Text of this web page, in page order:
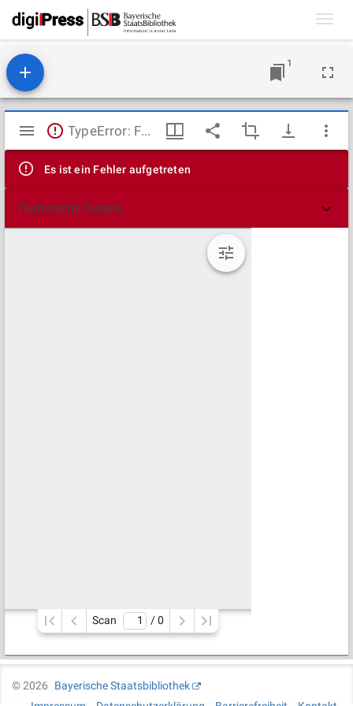
1
Mirador
Viewer
TypeError: Failed to fetch
Es ist ein Fehler aufgetreten
Technische Details
Scan / 0
©2026
Bayerische Staatsbibliothek